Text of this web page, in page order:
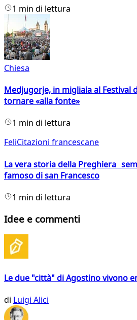
1 min di lettura
Chiesa
Medjugorje, in migliaia al Festival
tornare «alla fonte»
1 min di lettura
FeliCitazioni francescane
La vera storia della Preghiera
famoso di san Francesco
1 min di lettura
Idee e commenti
Le due "città" di Agostino vivono
di Luigi Alici